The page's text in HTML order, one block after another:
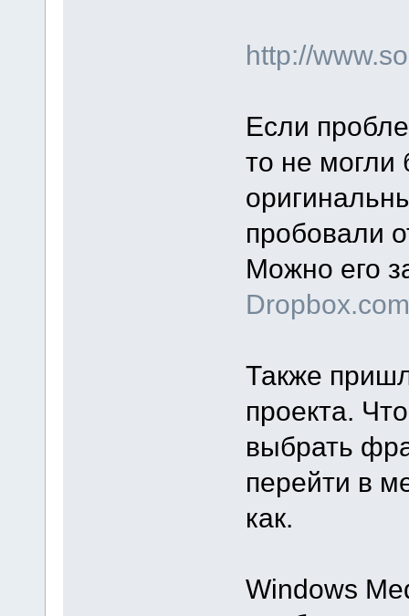
http://
Если
то не
пробовали
Можно его
Dropbox.com
Также
проекта.
выбрать
перейти в
как.
Windows